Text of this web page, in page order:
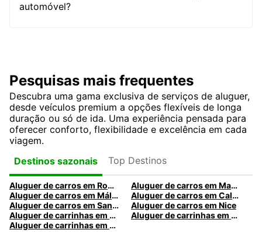
automóvel?
Pesquisas mais frequentes
Descubra uma gama exclusiva de serviços de aluguer,
desde veículos premium a opções flexíveis de longa
duração ou só de ida. Uma experiência pensada para
oferecer conforto, flexibilidade e excelência em cada
viagem.
Destinos sazonais
Top Destinos
Aluguer de carros em Roma
Aluguer de carros em Madrid
Aluguer de carros em Málaga
Aluguer de carros em Caldas da Rainha
Aluguer de carros em Santa Maria da Feira
Aluguer de carros em Nice
Aluguer de carrinhas em Nice
Aluguer de carrinhas em Santa Maria da Feira
Aluguer de carrinhas em Caldas da Rainha